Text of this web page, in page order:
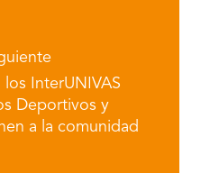
InterUNIVAS
Deportivos y
a la comunidad